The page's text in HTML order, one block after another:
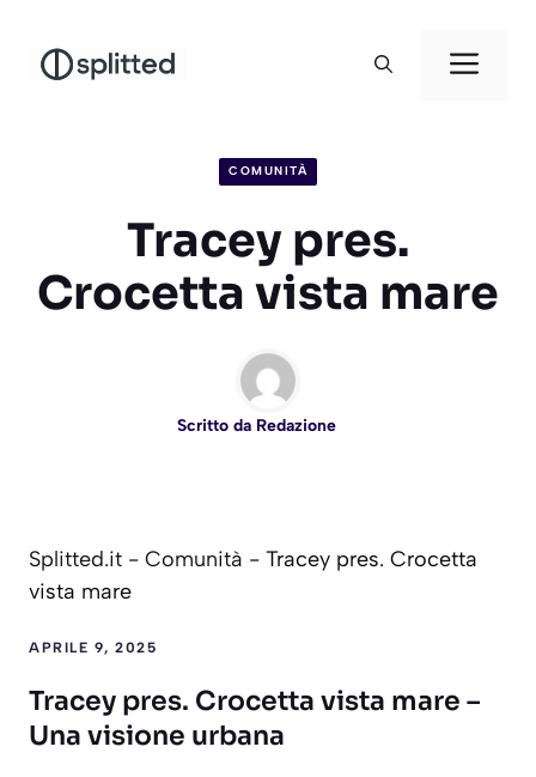
contenuto
COMUNITÀ
Tracey pres.
Crocetta vista mare
Scritto da Redazione
Splitted.it - Comunità - Tracey pres. Crocetta
vista mare
APRILE 9, 2025
Tracey pres. Crocetta vista mare –
Una visione urbana